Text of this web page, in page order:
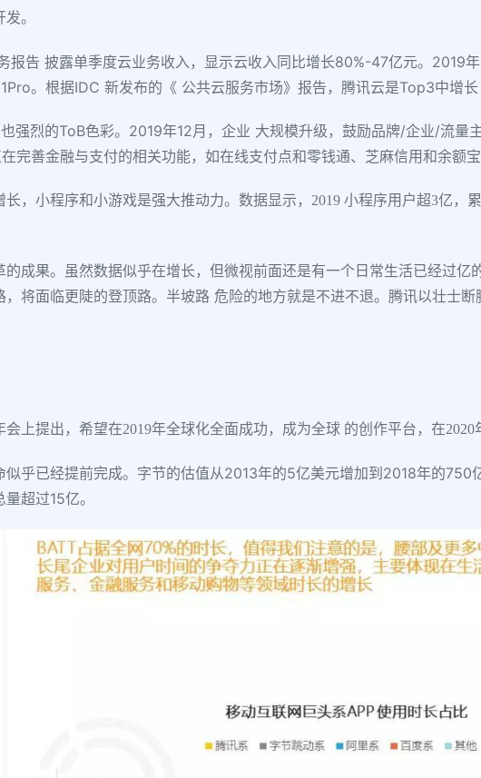
。
报告 披露单季度云业务收入，显示云收入同比增长80%-47亿元。2019
。根据IDC 新发布的《 公共云服务市场》报告，腾讯云是Top3中增长
强烈的ToB色彩。2019年12月，企业 大规模升级，鼓励品牌/企业/流量
完善金融与支付的相关功能，如在线支付点和零钱通、芝麻信用和余额宝
，小程序和小游戏是强大推动力。数据显示，2019 小程序用户超3亿，
成果。虽然数据似乎在增长，但微视前面还是有一个日常生活已经过
将面临更陡的登顶路。半坡路 危险的地方就是不进不退。腾讯以壮士断
上提出，希望在2019年全球化全面成功，成为全球 的创作平台，在2020
似乎已经提前完成。字节的估值从2013年的5亿美元增加到2018年的
超过15亿。